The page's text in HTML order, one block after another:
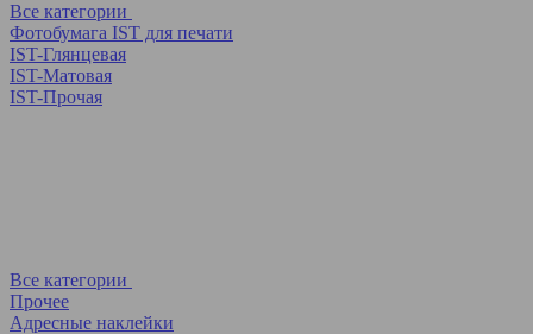
Все категории
Фотобумага IST для печати
IST-Глянцевая
IST-Матовая
IST-Прочая
Все категории
Прочее
Адресные наклейки